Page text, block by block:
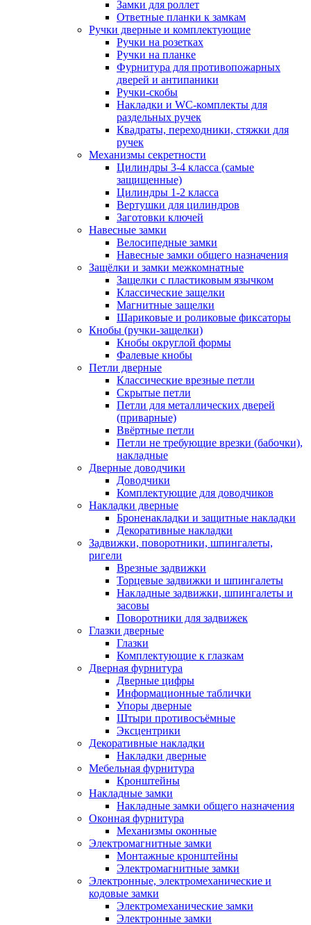
Замки для роллет
Ответные планки к замкам
Ручки дверные и комплектующие
Ручки на розетках
Ручки на планке
Фурнитура для противопожарных
дверей и антипаники
Ручки-скобы
Накладки и WC-комплекты для
раздельных ручек
Квадраты, переходники, стяжки для
ручек
Механизмы секретности
Цилиндры 3-4 класса (самые
защищенные)
Цилиндры 1-2 класса
Вертушки для цилиндров
Заготовки ключей
Навесные замки
Велосипедные замки
Навесные замки общего назначения
Защёлки и замки межкомнатные
Защелки с пластиковым язычком
Классические защелки
Магнитные защелки
Шариковые и роликовые фиксаторы
Кнобы (ручки-защелки)
Кнобы округлой формы
Фалевые кнобы
Петли дверные
Классические врезные петли
Скрытые петли
Петли для металлических дверей
(приварные)
Ввёртные петли
Петли не требующие врезки (бабочки),
накладные
Дверные доводчики
Доводчики
Комплектующие для доводчиков
Накладки дверные
Броненакладки и защитные накладки
Декоративные накладки
Задвижки, поворотники, шпингалеты,
ригели
Врезные задвижки
Торцевые задвижки и шпингалеты
Накладные задвижки, шпингалеты и
засовы
Поворотники для задвижек
Глазки дверные
Глазки
Комплектующие к глазкам
Дверная фурнитура
Дверные цифры
Информационные таблички
Упоры дверные
Штыри противосъёмные
Эксцентрики
Декоративные накладки
Накладки дверные
Мебельная фурнитура
Кронштейны
Накладные замки
Накладные замки общего назначения
Оконная фурнитура
Механизмы оконные
Электромагнитные замки
Монтажные кронштейны
Электромагнитные замки
Электронные, электромеханические и
кодовые замки
Электромеханические замки
Электронные замки